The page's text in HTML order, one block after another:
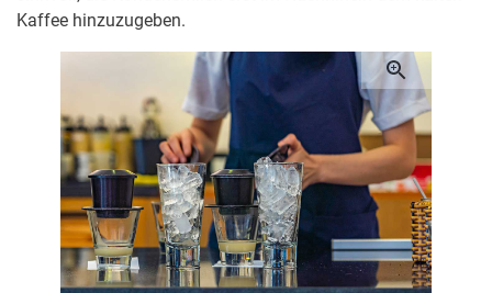
Kaffee hinzuzugeben.